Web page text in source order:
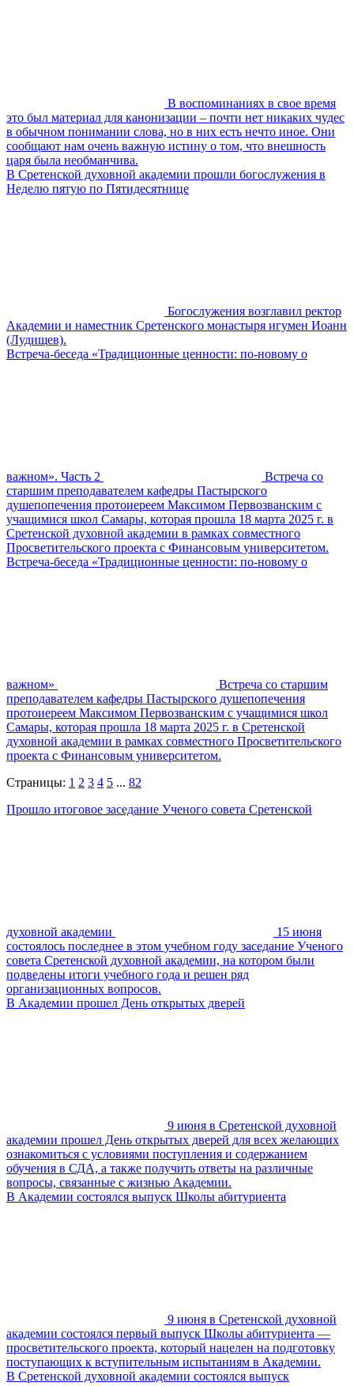
В воспоминаниях в свое время
это был материал для канонизации – почти нет никаких чудес
в обычном понимании слова, но в них есть нечто иное. Они
сообщают нам очень важную истину о том, что внешность
царя была необманчива.
В Сретенской духовной академии прошли богослужения в
Неделю пятую по Пятидесятнице
Богослужения возглавил ректор
Академии и наместник Сретенского монастыря игумен Иоанн
(Лудищев).
Встреча-беседа «Традиционные ценности: по-новому о
важном». Часть 2
Встреча со
старшим преподавателем кафедры Пастырского
душепопечения протоиереем Максимом Первозванским с
учащимися школ Самары, которая прошла 18 марта 2025 г. в
Сретенской духовной академии в рамках совместного
Просветительского проекта с Финансовым университетом.
Встреча-беседа «Традиционные ценности: по-новому о
важном»
Встреча со старшим
преподавателем кафедры Пастырского душепопечения
протоиереем Максимом Первозванским с учащимися школ
Самары, которая прошла 18 марта 2025 г. в Сретенской
духовной академии в рамках совместного Просветительского
проекта с Финансовым университетом.
Страницы: 1 2 3 4 5 ... 82
Прошло итоговое заседание Ученого совета Сретенской
духовной академии
15 июня
состоялось последнее в этом учебном году заседание Ученого
совета Сретенской духовной академии, на котором были
подведены итоги учебного года и решен ряд
организационных вопросов.
В Академии прошел День открытых дверей
9 июня в Сретенской духовной
академии прошел День открытых дверей для всех желающих
ознакомиться с условиями поступления и содержанием
обучения в СДА, а также получить ответы на различные
вопросы, связанные с жизнью Академии.
В Академии состоялся выпуск Школы абитуриента
9 июня в Сретенской духовной
академии состоялся первый выпуск Школы абитуриента —
просветительского проекта, который нацелен на подготовку
поступающих к вступительным испытаниям в Академии.
В Сретенской духовной академии состоялся выпуск